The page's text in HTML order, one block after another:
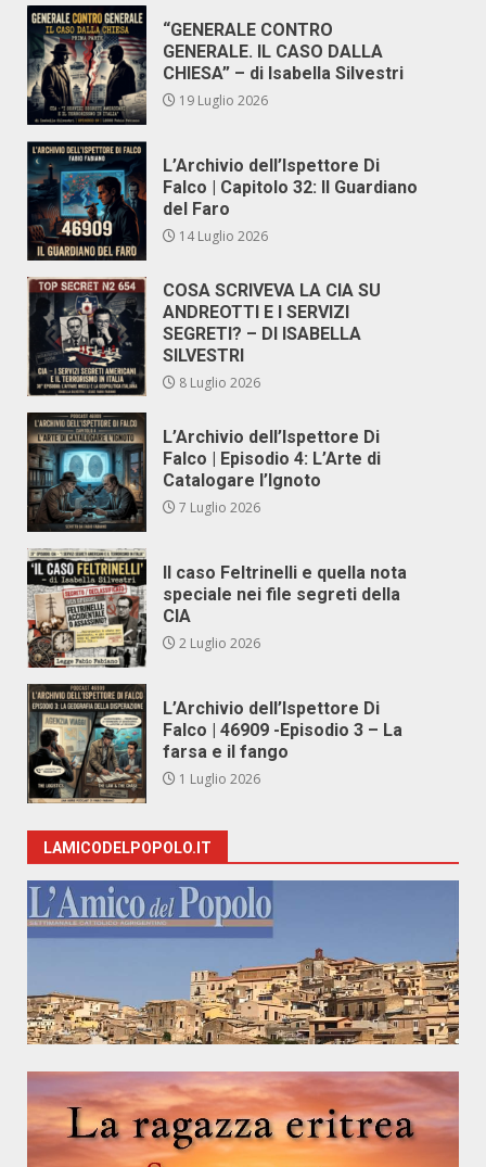
“GENERALE CONTRO
GENERALE. IL CASO DALLA
CHIESA” – di Isabella Silvestri
19 Luglio 2026
L’Archivio dell’Ispettore Di
Falco | Capitolo 32: Il Guardiano
del Faro
14 Luglio 2026
COSA SCRIVEVA LA CIA SU
ANDREOTTI E I SERVIZI
SEGRETI? – DI ISABELLA
SILVESTRI
8 Luglio 2026
L’Archivio dell’Ispettore Di
Falco | Episodio 4: L’Arte di
Catalogare l’Ignoto
7 Luglio 2026
Il caso Feltrinelli e quella nota
speciale nei file segreti della
CIA
2 Luglio 2026
L’Archivio dell’Ispettore Di
Falco | 46909 -Episodio 3 – La
farsa e il fango
1 Luglio 2026
LAMICODELPOPOLO.IT